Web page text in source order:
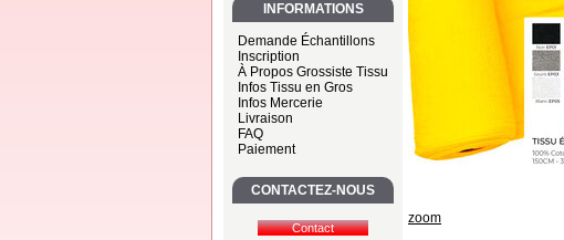
INFORMATIONS
Demande Échantillons
Inscription
À Propos Grossiste Tissu
Infos Tissu en Gros
Infos Mercerie
Livraison
FAQ
Paiement
CONTACTEZ-NOUS
zoom